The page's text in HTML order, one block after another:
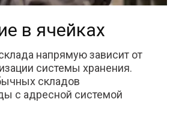
в ячейках
напрямую зависит от
системы хранения.
складов
с адресной системой